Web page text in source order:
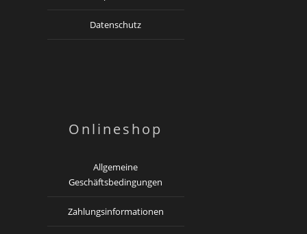
Datenschutz
Onlineshop
Allgemeine
Geschäftsbedingungen
Zahlungsinformationen